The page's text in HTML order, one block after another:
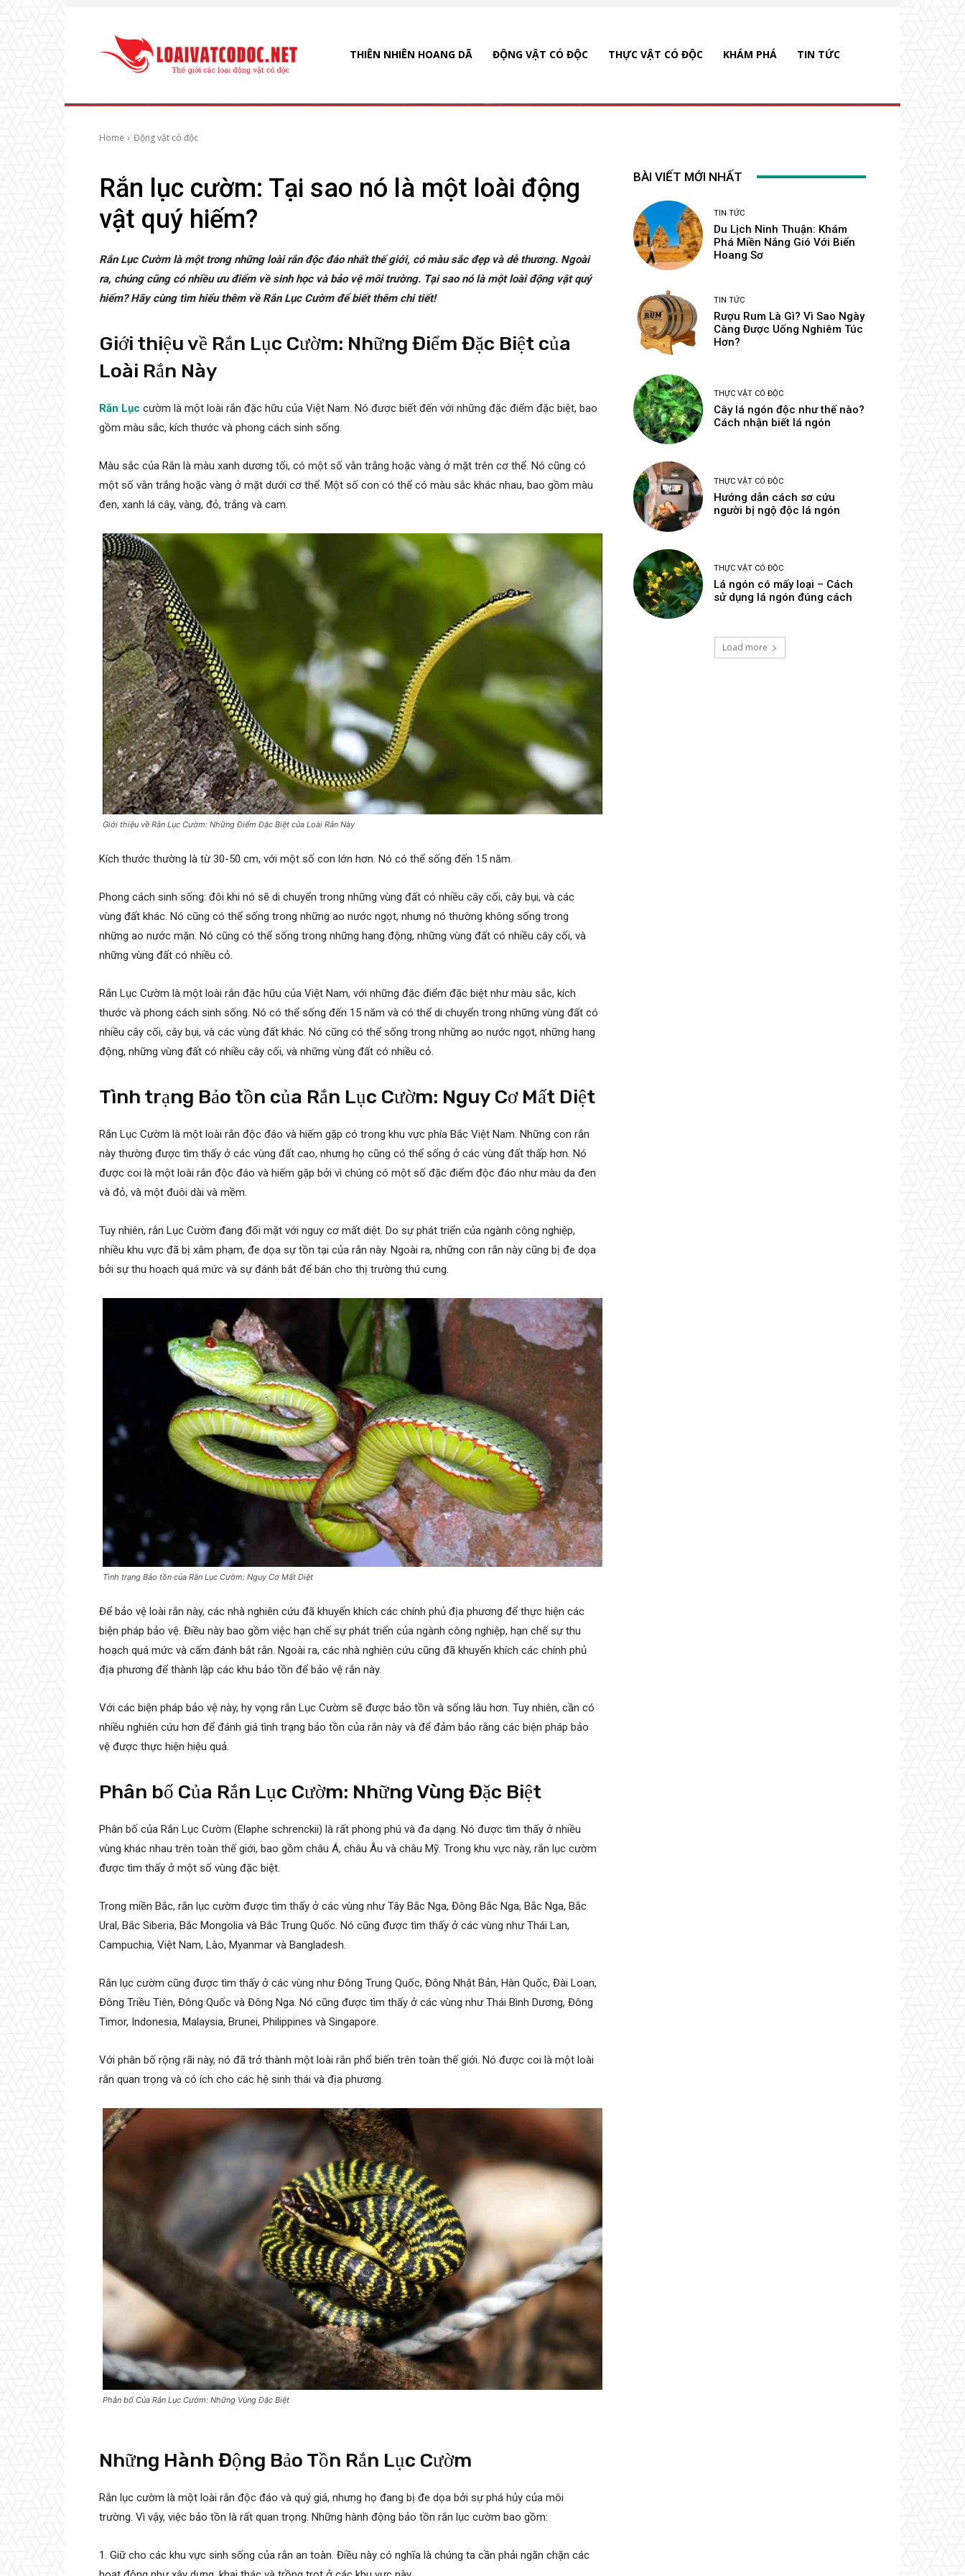
THIÊN NHIÊN HOANG DÃ ĐỘNG VẬT CÓ ĐỘC THỰC VẬT CÓ ĐỘC KHÁM PHÁ TIN TỨC
Home Động vật có độc
Rắn lục cườm: Tại sao nó là một loài động
vật quý hiếm?
Rắn Lục Cườm là một trong những loài rắn độc đáo nhất thế giới, có màu sắc đẹp và dễ thương. Ngoài
ra, chúng cũng có nhiều ưu điểm về sinh học và bảo vệ môi trường. Tại sao nó là một loài động vật quý
hiếm? Hãy cùng tìm hiểu thêm về Rắn Lục Cườm để biết thêm chi tiết!
Giới thiệu về Rắn Lục Cườm: Những Điểm Đặc Biệt của
Loài Rắn Này
Rắn Lục cườm là một loài rắn đặc hữu của Việt Nam. Nó được biết đến với những đặc điểm đặc biệt, bao
gồm màu sắc, kích thước và phong cách sinh sống.
Màu sắc của Rắn là màu xanh dương tối, có một số vằn trắng hoặc vàng ở mặt trên cơ thể. Nó cũng có
một số vằn trắng hoặc vàng ở mặt dưới cơ thể. Một số con có thể có màu sắc khác nhau, bao gồm màu
đen, xanh lá cây, vàng, đỏ, trắng và cam.
Giới thiệu về Rắn Lục Cườm: Những Điểm Đặc Biệt của Loài Rắn Này
Kích thước thường là từ 30-50 cm, với một số con lớn hơn. Nó có thể sống đến 15 năm.
Phong cách sinh sống: đôi khi nó sẽ di chuyển trong những vùng đất có nhiều cây cối, cây bụi, và các
vùng đất khác. Nó cũng có thể sống trong những ao nước ngọt, nhưng nó thường không sống trong
những ao nước mặn. Nó cũng có thể sống trong những hang động, những vùng đất có nhiều cây cối, và
những vùng đất có nhiều cỏ.
Rắn Lục Cườm là một loài rắn đặc hữu của Việt Nam, với những đặc điểm đặc biệt như màu sắc, kích
thước và phong cách sinh sống. Nó có thể sống đến 15 năm và có thể di chuyển trong những vùng đất có
nhiều cây cối, cây bụi, và các vùng đất khác. Nó cũng có thể sống trong những ao nước ngọt, những hang
động, những vùng đất có nhiều cây cối, và những vùng đất có nhiều cỏ.
Tình trạng Bảo tồn của Rắn Lục Cườm: Nguy Cơ Mất Diệt
Rắn Lục Cườm là một loài rắn độc đáo và hiếm gặp có trong khu vực phía Bắc Việt Nam. Những con rắn
này thường được tìm thấy ở các vùng đất cao, nhưng họ cũng có thể sống ở các vùng đất thấp hơn. Nó
được coi là một loài rắn độc đáo và hiếm gặp bởi vì chúng có một số đặc điểm độc đáo như màu da đen
và đỏ, và một đuôi dài và mềm.
Tuy nhiên, rắn Lục Cườm đang đối mặt với nguy cơ mất diệt. Do sự phát triển của ngành công nghiệp,
nhiều khu vực đã bị xâm phạm, đe dọa sự tồn tại của rắn này. Ngoài ra, những con rắn này cũng bị đe dọa
bởi sự thu hoạch quá mức và sự đánh bắt để bán cho thị trường thú cưng.
Tình trạng Bảo tồn của Rắn Lục Cườm: Nguy Cơ Mất Diệt
Để bảo vệ loài rắn này, các nhà nghiên cứu đã khuyến khích các chính phủ địa phương để thực hiện các
biện pháp bảo vệ. Điều này bao gồm việc hạn chế sự phát triển của ngành công nghiệp, hạn chế sự thu
hoạch quá mức và cấm đánh bắt rắn. Ngoài ra, các nhà nghiên cứu cũng đã khuyến khích các chính phủ
địa phương để thành lập các khu bảo tồn để bảo vệ rắn này.
Với các biện pháp bảo vệ này, hy vọng rắn Lục Cườm sẽ được bảo tồn và sống lâu hơn. Tuy nhiên, cần có
nhiều nghiên cứu hơn để đánh giá tình trạng bảo tồn của rắn này và để đảm bảo rằng các biện pháp bảo
vệ được thực hiện hiệu quả.
Phân bố Của Rắn Lục Cườm: Những Vùng Đặc Biệt
Phân bố của Rắn Lục Cườm (Elaphe schrenckii) là rất phong phú và đa dạng. Nó được tìm thấy ở nhiều
vùng khác nhau trên toàn thế giới, bao gồm châu Á, châu Âu và châu Mỹ. Trong khu vực này, rắn lục cườm
được tìm thấy ở một số vùng đặc biệt.
Trong miền Bắc, rắn lục cườm được tìm thấy ở các vùng như Tây Bắc Nga, Đông Bắc Nga, Bắc Nga, Bắc
Ural, Bắc Siberia, Bắc Mongolia và Bắc Trung Quốc. Nó cũng được tìm thấy ở các vùng như Thái Lan,
Campuchia, Việt Nam, Lào, Myanmar và Bangladesh.
Rắn lục cườm cũng được tìm thấy ở các vùng như Đông Trung Quốc, Đông Nhật Bản, Hàn Quốc, Đài Loan,
Đông Triều Tiên, Đông Quốc và Đông Nga. Nó cũng được tìm thấy ở các vùng như Thái Bình Dương, Đông
Timor, Indonesia, Malaysia, Brunei, Philippines và Singapore.
Với phân bố rộng rãi này, nó đã trở thành một loài rắn phổ biến trên toàn thế giới. Nó được coi là một loài
rắn quan trọng và có ích cho các hệ sinh thái và địa phương.
Phân bố Của Rắn Lục Cườm: Những Vùng Đặc Biệt
Những Hành Động Bảo Tồn Rắn Lục Cườm
Rắn lục cườm là một loài rắn độc đáo và quý giá, nhưng họ đang bị đe dọa bởi sự phá hủy của môi
trường. Vì vậy, việc bảo tồn là rất quan trọng. Những hành động bảo tồn rắn lục cườm bao gồm:
1. Giữ cho các khu vực sinh sống của rắn an toàn. Điều này có nghĩa là chúng ta cần phải ngăn chặn các
BÀI VIẾT MỚI NHẤT
TIN TỨC
Du Lịch Ninh Thuận: Khám
Phá Miền Nắng Gió Với Biển
Hoang Sơ
TIN TỨC
Rượu Rum Là Gì? Vì Sao Ngày
Càng Được Uống Nghiêm Túc
Hơn?
THỰC VẬT CÓ ĐỘC
Cây lá ngón độc như thế nào?
Cách nhận biết lá ngón
THỰC VẬT CÓ ĐỘC
Hướng dẫn cách sơ cứu
người bị ngộ độc lá ngón
THỰC VẬT CÓ ĐỘC
Lá ngón có mấy loại – Cách
sử dụng lá ngón đúng cách
Load more